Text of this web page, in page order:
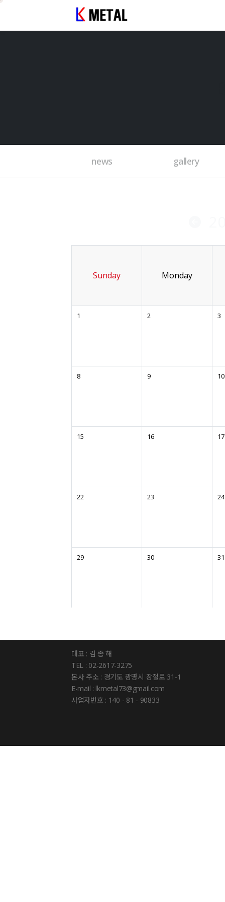
news gallery
Sunday Monday
1 2 3
8 9 10
15 16 17
22 23 24
29 30 31
대표 : 김 종 해
TEL : 02-2617-3275
본사 주소 : 경기도 광명시 장절로 31-1
E-mail : lkmetal73@gmail.com
사업자번호 : 140 - 81 - 90833